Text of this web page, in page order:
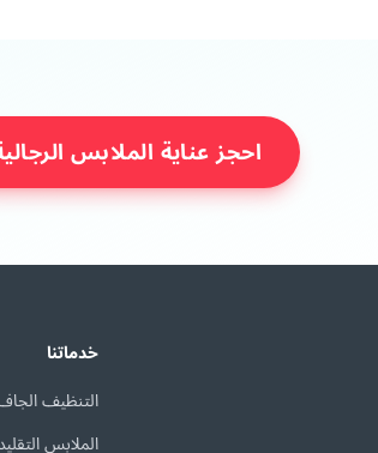
احجز عناية الملابس
خدماتنا
التنظيف
الملابس